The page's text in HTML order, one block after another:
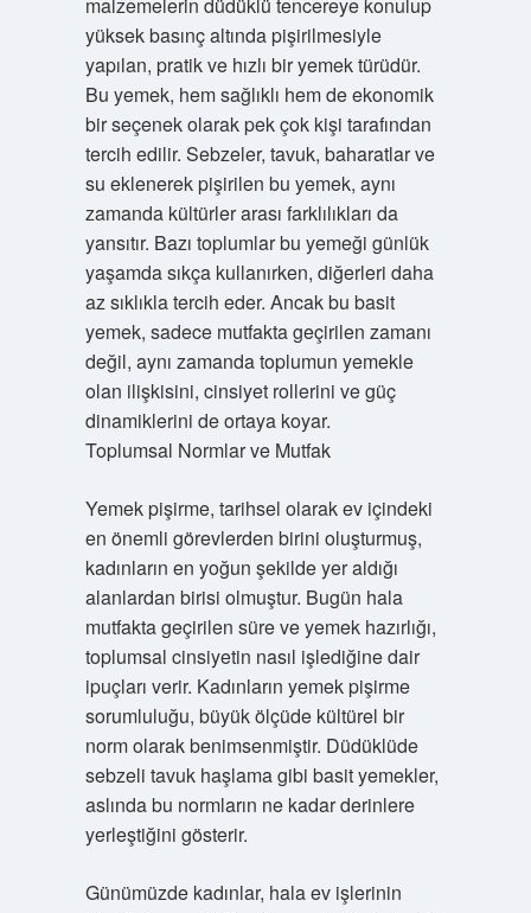
yüksek basınç altında pişirilmesiyle
yapılan, pratik ve hızlı bir yemek türüdür.
Bu yemek, hem sağlıklı hem de ekonomik
bir seçenek olarak pek çok kişi tarafından
tercih edilir. Sebzeler, tavuk, baharatlar ve
su eklenerek pişirilen bu yemek, aynı
zamanda kültürler arası farklılıkları da
yansıtır. Bazı toplumlar bu yemeği günlük
yaşamda sıkça kullanırken, diğerleri daha
az sıklıkla tercih eder. Ancak bu basit
yemek, sadece mutfakta geçirilen zamanı
değil, aynı zamanda toplumun yemekle
olan ilişkisini, cinsiyet rollerini ve güç
dinamiklerini de ortaya koyar.
Toplumsal Normlar ve Mutfak
Yemek pişirme, tarihsel olarak ev içindeki
en önemli görevlerden birini oluşturmuş,
kadınların en yoğun şekilde yer aldığı
alanlardan birisi olmuştur. Bugün hala
mutfakta geçirilen süre ve yemek hazırlığı,
toplumsal cinsiyetin nasıl işlediğine dair
ipuçları verir. Kadınların yemek pişirme
sorumluluğu, büyük ölçüde kültürel bir
norm olarak benimsenmiştir. Düdüklüde
sebzeli tavuk haşlama gibi basit yemekler,
aslında bu normların ne kadar derinlere
yerleştiğini gösterir.
Günümüzde kadınlar, hala ev işlerinin